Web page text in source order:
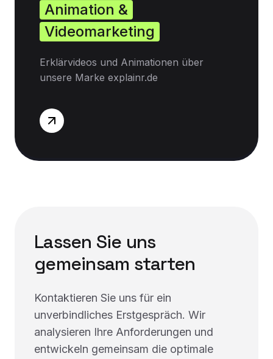
Animation &
Videomarketing
Erklärvideos und Animationen über
unsere Marke explainr.de
Lassen Sie uns
gemeinsam starten
Kontaktieren Sie uns für ein
unverbindliches Erstgespräch. Wir
analysieren Ihre Anforderungen und
entwickeln gemeinsam die optimale